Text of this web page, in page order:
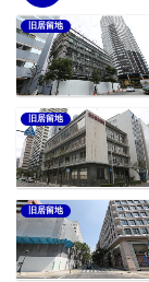
旧居留地
旧居留地
旧居留地